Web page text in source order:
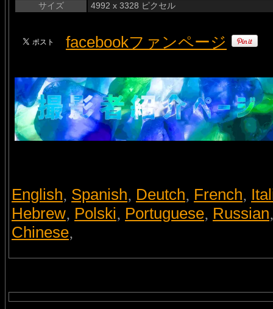
サイズ
4992 x 3328 ピクセル
facebookファンページ
English, Spanish, Deutch, French,
Hebrew, Polski, Portuguese, Russian
Chinese,